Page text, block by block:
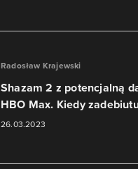
Radosław Krajewski
Shazam 2 z potencjalną
HBO Max. Kiedy
26.03.2023